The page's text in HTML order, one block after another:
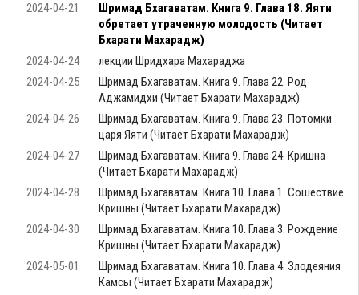
2024-04-21
Шримад Бхагаватам. Книга 9. Глава 18. Яяти
обретает утраченную молодость (Читает
Бхарати Махарадж)
2024-04-24
лекции Шридхара Махараджа
2024-04-25
Шримад Бхагаватам. Книга 9. Глава 22. Род
Аджамидхи (Читает Бхарати Махарадж)
2024-04-26
Шримад Бхагаватам. Книга 9. Глава 23. Потомки
царя Яяти (Читает Бхарати Махарадж)
2024-04-27
Шримад Бхагаватам. Книга 9. Глава 24. Кришна
(Читает Бхарати Махарадж)
2024-04-28
Шримад Бхагаватам. Книга 10. Глава 1. Сошествие
Кришны (Читает Бхарати Махарадж)
2024-04-30
Шримад Бхагаватам. Книга 10. Глава 3. Рождение
Кришны (Читает Бхарати Махарадж)
2024-05-01
Шримад Бхагаватам. Книга 10. Глава 4. Злодеяния
Камсы (Читает Бхарати Махарадж)